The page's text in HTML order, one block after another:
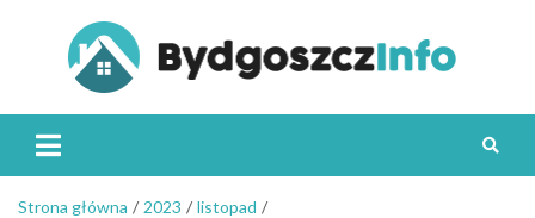
Strona główna 2023
listopad